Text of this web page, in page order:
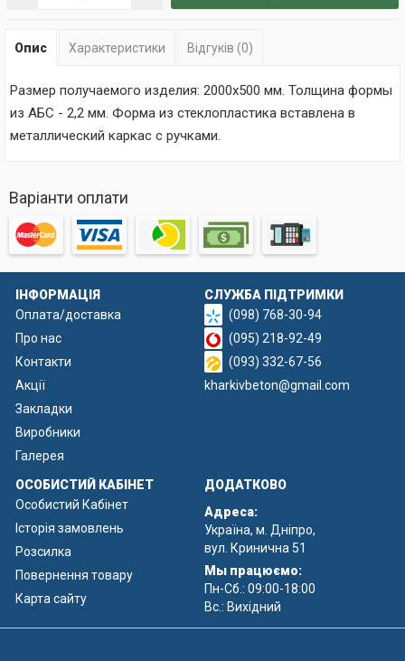
Опис Характеристики Відгуків (0)
Размер получаемого изделия: 2000х500 мм. Толщина формы
из АБС - 2,2 мм. Форма из стеклопластика вставлена в
металлический каркас с ручками.
Варіанти оплати
ІНФОРМАЦІЯ
Оплата/доставка
Про нас
Контакти
Акції
Закладки
Виробники
Галерея
СЛУЖБА ПІДТРИМКИ
(098) 768-30-94
(095) 218-92-49
(093) 332-67-56
kharkivbeton@gmail.com
ОСОБИСТИЙ КАБІНЕТ
Особистий Кабінет
Історія замовлень
Розсилка
Повернення товару
Карта сайту
ДОДАТКОВО
Адреса:
Україна, м. Дніпро,
вул. Кринична 51
Мы працюємо:
Пн-Сб.: 09:00-18:00
Вс.: Вихідний